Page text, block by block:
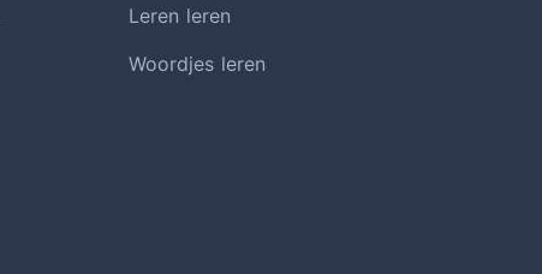
Leren leren
Woordjes leren